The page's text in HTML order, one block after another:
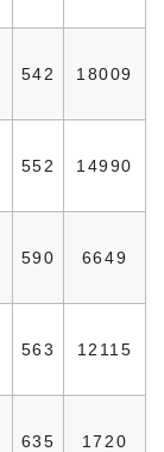
542 18009
552 14990
590 6649
563 12115
635 1720